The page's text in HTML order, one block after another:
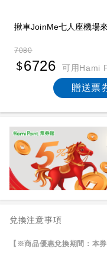
揪車JoinMe七人座機場
7080
6726 可用Hami
贈送票
兌換注意事項
【※商品優惠兌換期間：本